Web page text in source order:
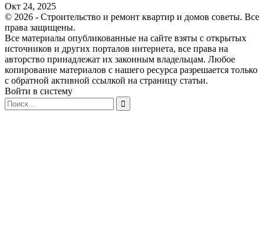
Окт 24, 2025
© 2026 - Строительство и ремонт квартир и домов советы. Все
права защищены.
Все материалы опубликованные на сайте взяты с открытых
источников и других порталов интернета, все права на
авторство принадлежат их законным владельцам. Любое
копирование материалов с нашего ресурса разрешается только
с обратной активной ссылкой на страницу статьи.
Войти в систему